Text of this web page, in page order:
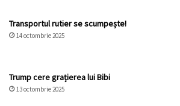
Transportul rutier se scumpește!
14 octombrie 2025
Trump cere grațierea lui Bibi
13 octombrie 2025